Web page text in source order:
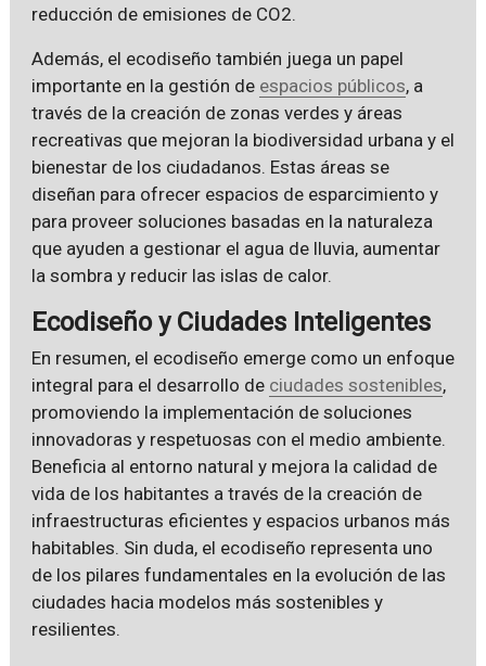
reducción de emisiones de CO2.
Además, el ecodiseño también juega un papel
importante en la gestión de espacios públicos, a
través de la creación de zonas verdes y áreas
recreativas que mejoran la biodiversidad urbana y el
bienestar de los ciudadanos. Estas áreas se
diseñan para ofrecer espacios de esparcimiento y
para proveer soluciones basadas en la naturaleza
que ayuden a gestionar el agua de lluvia, aumentar
la sombra y reducir las islas de calor.
Ecodiseño y Ciudades Inteligentes
En resumen, el ecodiseño emerge como un enfoque
integral para el desarrollo de ciudades sostenibles,
promoviendo la implementación de soluciones
innovadoras y respetuosas con el medio ambiente.
Beneficia al entorno natural y mejora la calidad de
vida de los habitantes a través de la creación de
infraestructuras eficientes y espacios urbanos más
habitables. Sin duda, el ecodiseño representa uno
de los pilares fundamentales en la evolución de las
ciudades hacia modelos más sostenibles y
resilientes.